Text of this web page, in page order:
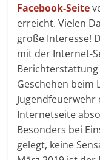
Facebook-Seite
erreicht. Vielen
große Interesse!
mit der Internet-
Berichterstattung
Geschehen beim
Internetseite
Besonders bei
gelegt, keine